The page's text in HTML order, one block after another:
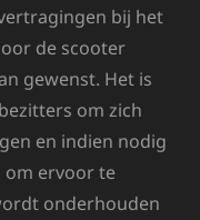
bij het
de scooter
gewenst. Het is
om zich
en indien nodig
om ervoor te
onderhouden